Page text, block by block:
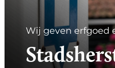
Wij geven erfgoed